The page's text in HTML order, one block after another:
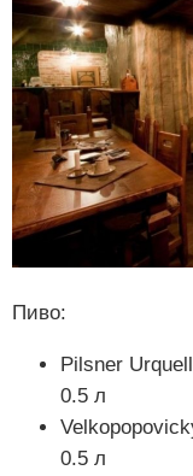
Пиво:
Pilsner
0.5 л
0.5 л